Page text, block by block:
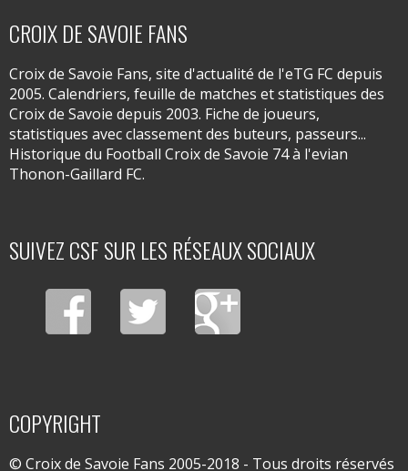
CROIX DE SAVOIE FANS
Croix de Savoie Fans, site d'actualité de l'eTG FC depuis
2005. Calendriers, feuille de matches et statistiques des
Croix de Savoie depuis 2003. Fiche de joueurs,
statistiques avec classement des buteurs, passeurs...
Historique du Football Croix de Savoie 74 à l'evian
Thonon-Gaillard FC.
SUIVEZ CSF SUR LES RÉSEAUX SOCIAUX
COPYRIGHT
© Croix de Savoie Fans 2005-2018 - Tous droits réservés